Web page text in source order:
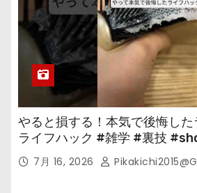
やると損する！本気で後悔し
ライフハック #雑学 #裏技
7月 16, 2026